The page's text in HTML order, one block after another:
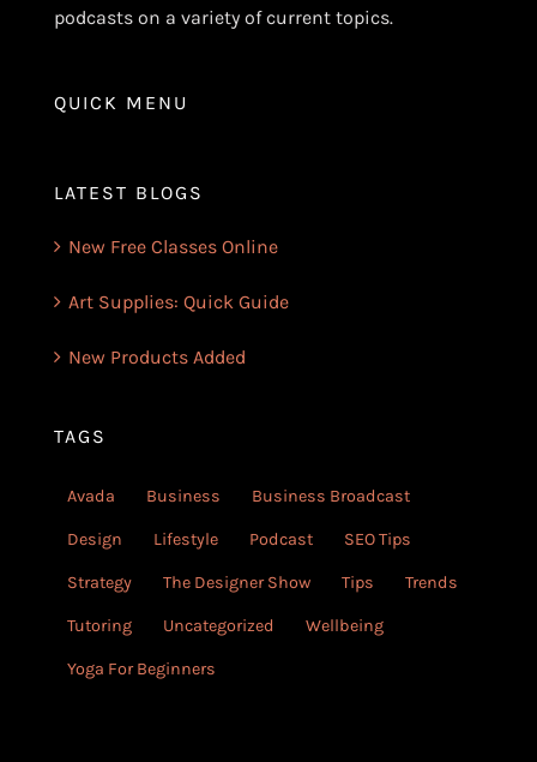
podcasts on a variety of current topics.
QUICK MENU
LATEST BLOGS
New Free Classes Online
Art Supplies: Quick Guide
New Products Added
TAGS
Avada Business Business Broadcast
Design Lifestyle Podcast SEO Tips
Strategy The Designer Show Tips Trends
Tutoring Uncategorized Wellbeing
Yoga For Beginners